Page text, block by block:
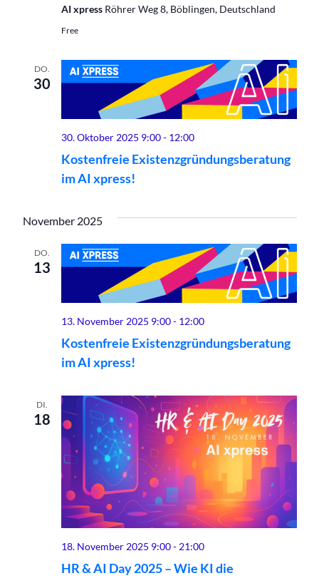
AI xpress Röhrer Weg 8, Böblingen, Deutschland
Free
DO.
30
Kostenfreie Existenzgründungsberatung
im AI xpress!
30. Oktober 2025 9:00- 12:00
November 2025
DO.
13
Kostenfreie Existenzgründungsberatung
im AI xpress!
13. November 2025 9:00- 12:00
DI.
18
HR & AI Day 2025 – Wie KI die
18. November 2025 9:00- 21:00